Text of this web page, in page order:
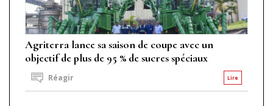
Agriterra lance sa saison de coupe avec un
objectif de plus de 95 % de sucres spéciaux
Lire
Réagir